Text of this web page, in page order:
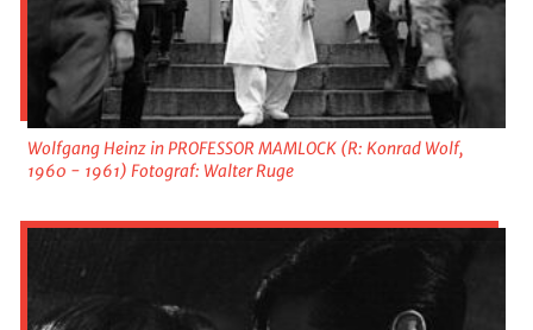
Wolfgang Heinz in PROFESSOR MAMLOCK (R: Konrad Wolf,
1960 - 1961) Fotograf: Walter Ruge